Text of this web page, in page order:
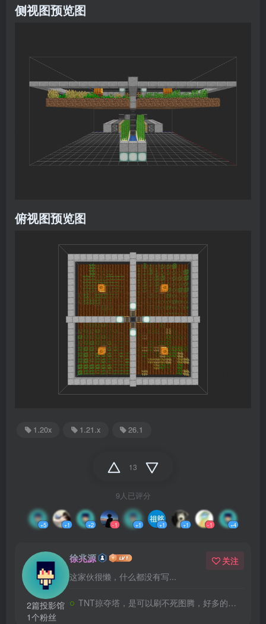
侧视图预览图
俯视图预览图
1.20x 1.21.x 26.1
13
9人已评分
+5 +1 +2 -1 +1 +1 +1 -1 +4
2篇投影馆
1个粉丝
徐兆源
这家伙很懒，什么都没有写...
关注
TNT掠夺塔，是可以刷不死图腾，好多的不死图腾，特别多的不死图腾